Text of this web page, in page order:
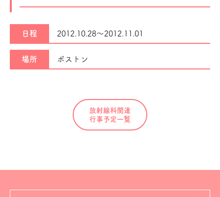
日程 2012.10.28～2012.11.01
場所 ボストン
放射線科関連
行事予定一覧